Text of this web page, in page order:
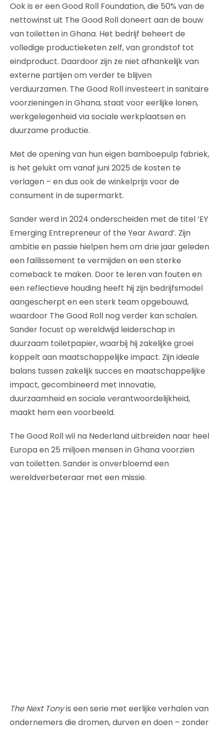
Ook is er een Good Roll Foundation, die 50% van de
nettowinst uit The Good Roll doneert aan de bouw
van toiletten in Ghana. Het bedrijf beheert de
volledige productieketen zelf, van grondstof tot
eindproduct. Daardoor zijn ze niet afhankelijk van
externe partijen om verder te blijven
verduurzamen. The Good Roll investeert in sanitaire
voorzieningen in Ghana, staat voor eerlijke lonen,
werkgelegenheid via sociale werkplaatsen en
duurzame productie.
Met de opening van hun eigen bamboepulp fabriek,
is het gelukt om vanaf juni 2025 de kosten te
verlagen – en dus ook de winkelprijs voor de
consument in de supermarkt.
Sander werd in 2024 onderscheiden met de titel ‘EY
Emerging Entrepreneur of the Year Award’. Zijn
ambitie en passie hielpen hem om drie jaar geleden
een faillissement te vermijden en een sterke
comeback te maken. Door te leren van fouten en
een reflectieve houding heeft hij zijn bedrijfsmodel
aangescherpt en een sterk team opgebouwd,
waardoor The Good Roll nog verder kan schalen.
Sander focust op wereldwijd leiderschap in
duurzaam toiletpapier, waarbij hij zakelijke groei
koppelt aan maatschappelijke impact. Zijn ideale
balans tussen zakelijk succes en maatschappelijke
impact, gecombineerd met innovatie,
duurzaamheid en sociale verantwoordelijkheid,
maakt hem een voorbeeld.
The Good Roll wil na Nederland uitbreiden naar heel
Europa en 25 miljoen mensen in Ghana voorzien
van toiletten. Sander is onverbloemd een
wereldverbeteraar met een missie.
The Next Tonyis een serie met eerlijke verhalen van
ondernemers die dromen, durven en doen – zonder